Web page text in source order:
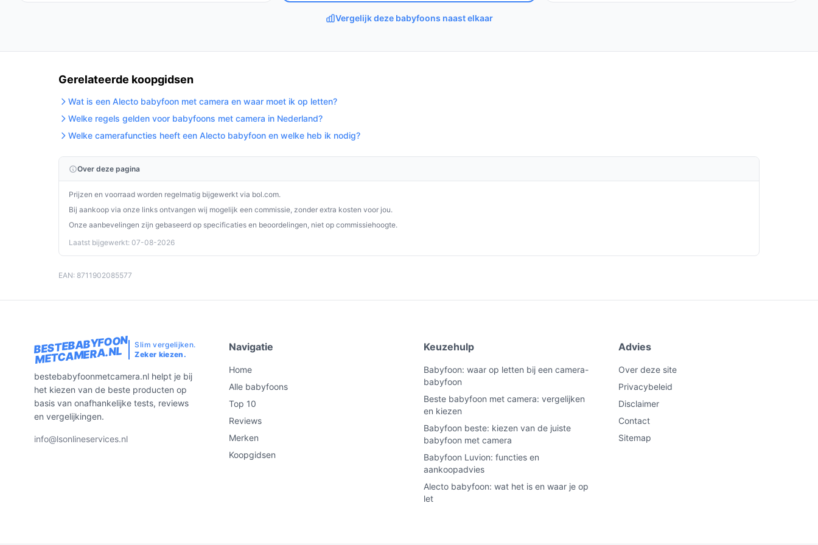
verbinding en lange stand-by tijd biedt deze babyfoon de gemoedsrust die je nodig hebt om je
Ontdek alle specificaties en vergelijk prijzen op bestebabyfoonmetcamera.nl. Kies bewust
wat perfect past bij jouw behoeften!
Vergelijk deze babyfoons naast elkaar
Gerelateerde koopgidsen
Wat is een Alecto babyfoon met camera en waar moet ik op letten?
Welke regels gelden voor babyfoons met camera in Nederland?
Welke camerafuncties heeft een Alecto babyfoon en welke heb ik nodig?
Over deze pagina
Prijzen en voorraad worden regelmatig bijgewerkt via bol.com.
Bij aankoop via onze links ontvangen wij mogelijk een commissie, zonder extra kosten voor jou.
Onze aanbevelingen zijn gebaseerd op specificaties en beoordelingen, niet op commissiehoogte.
Laatst bijgewerkt: 07-08-2026
EAN: 8711902085577
BESTEBABYFOON
METCAMERA.NL
Slim vergelijken.
Zeker kiezen.
bestebabyfoonmetcamera.nl helpt je bij
het kiezen van de beste producten op
basis van onafhankelijke tests, reviews
en vergelijkingen.
info@lsonlineservices.nl
Navigatie
Home
Alle babyfoons
Top 10
Reviews
Merken
Koopgidsen
Keuzehulp
Babyfoon: waar op letten bij een camera-
babyfoon
Beste babyfoon met camera: vergelijken
en kiezen
Babyfoon beste: kiezen van de juiste
babyfoon met camera
Babyfoon Luvion: functies en
aankoopadvies
Alecto babyfoon: wat het is en waar je op
let
Advies
Over deze site
Privacybeleid
Disclaimer
Contact
Sitemap